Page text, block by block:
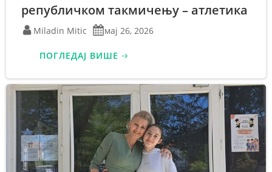
републичком такмичењу – атлетика
Miladin Mitic мај 26, 2026
ПОГЛЕДАЈ ВИШЕ